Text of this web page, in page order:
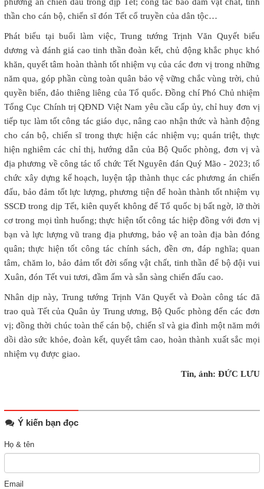
thần cho cán bộ, chiến sĩ đón Tết cổ truyền của dân tộc…
Phát biểu tại buổi làm việc, Trung tướng Trịnh Văn Quyết biểu
dương và đánh giá cao tinh thần đoàn kết, chủ động khắc phục khó
khăn, quyết tâm hoàn thành tốt nhiệm vụ của các đơn vị trong những
năm qua, góp phần cùng toàn quân bảo vệ vững chắc vùng trời, chủ
quyền biển, đảo thiêng liêng của Tổ quốc. Đồng chí Phó Chủ nhiệm
Tổng Cục Chính trị QĐND Việt Nam yêu cầu cấp ủy, chỉ huy đơn vị
tiếp tục làm tốt công tác giáo dục, nâng cao nhận thức và hành động
cho cán bộ, chiến sĩ trong thực hiện các nhiệm vụ; quán triệt, thực
hiện nghiêm các chỉ thị, hướng dẫn của Bộ Quốc phòng, đơn vị và
địa phương về công tác tổ chức Tết Nguyên đán Quý Mão - 2023; tổ
chức xây dựng kế hoạch, luyện tập thành thục các phương án chiến
đấu, bảo đảm tốt lực lượng, phương tiện để hoàn thành tốt nhiệm vụ
SSCĐ trong dịp Tết, kiên quyết không để Tổ quốc bị bất ngờ, lỡ thời
cơ trong mọi tình huống; thực hiện tốt công tác hiệp đồng với đơn vị
bạn và lực lượng vũ trang địa phương, bảo vệ an toàn địa bàn đóng
quân; thực hiện tốt công tác chính sách, đền ơn, đáp nghĩa; quan
tâm, chăm lo, bảo đảm tốt đời sống vật chất, tinh thần để bộ đội vui
Xuân, đón Tết vui tươi, đầm ấm và sẵn sàng chiến đấu cao.
Nhân dịp này, Trung tướng Trịnh Văn Quyết và Đoàn công tác đã
trao quà Tết của Quân ủy Trung ương, Bộ Quốc phòng đến các đơn
vị; đồng thời chúc toàn thể cán bộ, chiến sĩ và gia đình một năm mới
dồi dào sức khỏe, đoàn kết, quyết tâm cao, hoàn thành xuất sắc mọi
nhiệm vụ được giao.
Tin, ảnh: ĐỨC LƯU
Ý kiến bạn đọc
Họ & tên
Email